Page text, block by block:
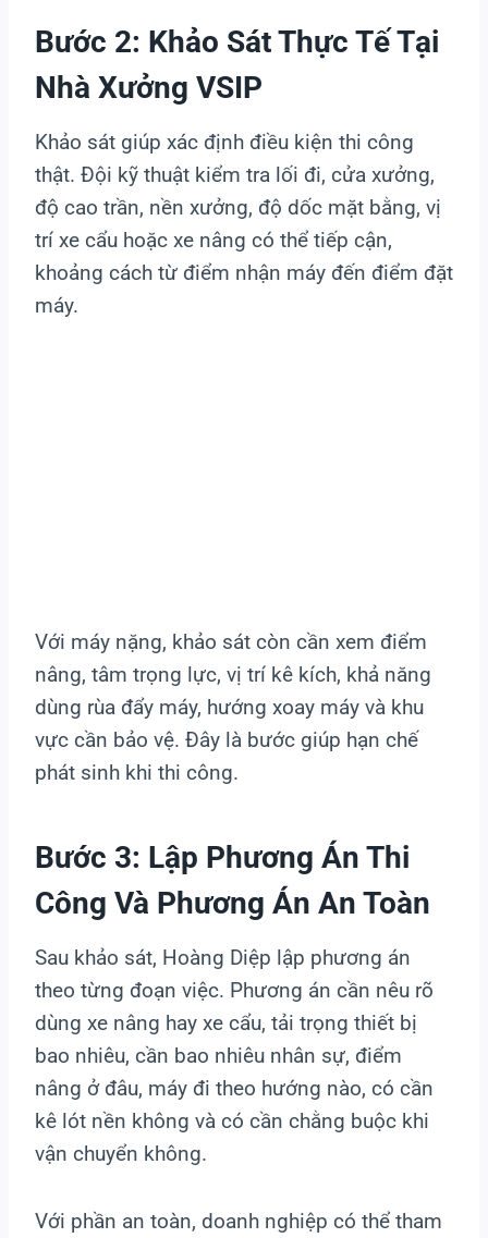
Bước 2: Khảo Sát Thực Tế Tại
Nhà Xưởng VSIP
Khảo sát giúp xác định điều kiện thi công
thật. Đội kỹ thuật kiểm tra lối đi, cửa xưởng,
độ cao trần, nền xưởng, độ dốc mặt bằng, vị
trí xe cẩu hoặc xe nâng có thể tiếp cận,
khoảng cách từ điểm nhận máy đến điểm đặt
máy.
Với máy nặng, khảo sát còn cần xem điểm
nâng, tâm trọng lực, vị trí kê kích, khả năng
dùng rùa đẩy máy, hướng xoay máy và khu
vực cần bảo vệ. Đây là bước giúp hạn chế
phát sinh khi thi công.
Bước 3: Lập Phương Án Thi
Công Và Phương Án An Toàn
Sau khảo sát, Hoàng Diệp lập phương án
theo từng đoạn việc. Phương án cần nêu rõ
dùng xe nâng hay xe cẩu, tải trọng thiết bị
bao nhiêu, cần bao nhiêu nhân sự, điểm
nâng ở đâu, máy đi theo hướng nào, có cần
kê lót nền không và có cần chằng buộc khi
vận chuyển không.
Với phần an toàn, doanh nghiệp có thể tham